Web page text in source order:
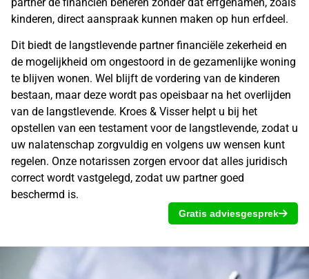
kinderen, direct aanspraak kunnen maken op hun erfdeel.
Dit biedt de langstlevende partner financiële zekerheid en
de mogelijkheid om ongestoord in de gezamenlijke woning
te blijven wonen. Wel blijft de vordering van de kinderen
bestaan, maar deze wordt pas opeisbaar na het overlijden
van de langstlevende. Kroes & Visser helpt u bij het
opstellen van een testament voor de langstlevende, zodat u
uw nalatenschap zorgvuldig en volgens uw wensen kunt
regelen. Onze notarissen zorgen ervoor dat alles juridisch
correct wordt vastgelegd, zodat uw partner goed
beschermd is.
Gratis adviesgesprek